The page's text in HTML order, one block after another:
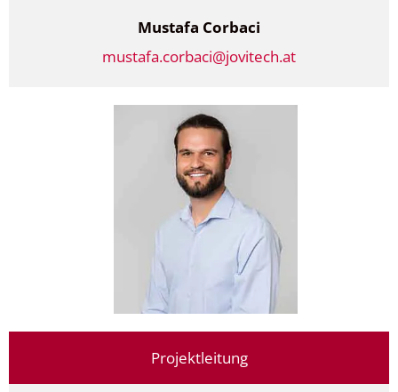
Mustafa Corbaci
mustafa.corbaci@jovitech.at
Projektleitung